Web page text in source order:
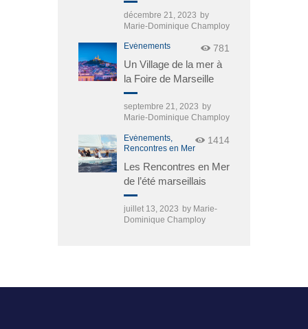
décembre 21, 2023 by
Marie-Dominique Champloy
Événements 781
Un Village de la mer à
la Foire de Marseille
septembre 21, 2023 by
Marie-Dominique Champloy
Événements,
Rencontres en Mer
1414
Les Rencontres en Mer
de l’été marseillais
juillet 13, 2023 by Marie-
Dominique Champloy